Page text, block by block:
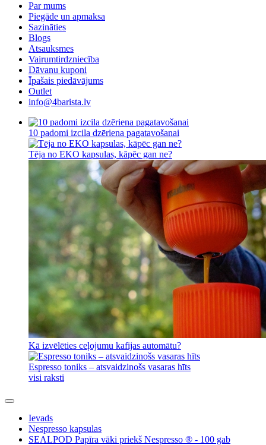
Par mums
Piegāde un apmaksa
Sazināties
Blogs
Atsauksmes
Vairumtirdzniecība
Dāvanu kuponi
Īpašais piedāvājums
Outlet
info@4barista.lv
10 padomi izcila dzēriena pagatavošanai
Tēja no EKO kapsulas, kāpēc gan ne?
Kā izvēlēties ceļojumu kafijas automātu?
Espresso toniks – atsvaidzinošs vasaras hīts
visi raksti
Ievads
Nespresso kapsulas
SEALPOD Papīra vāki priekš Nespresso ® - 100 gab